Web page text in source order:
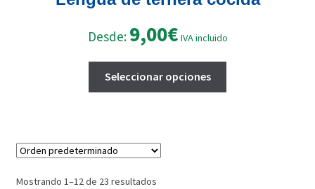
Desde: 9,00€ IVA incluido
Seleccionar opciones
Mostrando 1–12 de 23 resultados